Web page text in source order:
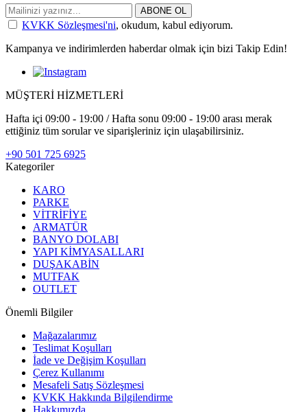
ABONE OL
KVKK Sözleşmesi'ni, okudum, kabul ediyorum.
Kampanya ve indirimlerden haberdar olmak için bizi Takip Edin!
MÜŞTERİ HİZMETLERİ
Hafta içi 09:00 - 19:00 / Hafta sonu 09:00 - 19:00 arası merak
ettiğiniz tüm sorular ve siparişleriniz için ulaşabilirsiniz.
+90 501 725 6925
Kategoriler
KARO
PARKE
VİTRİFİYE
ARMATÜR
BANYO DOLABI
YAPI KİMYASALLARI
DUŞAKABİN
MUTFAK
OUTLET
Önemli Bilgiler
Mağazalarımız
Teslimat Koşulları
İade ve Değişim Koşulları
Çerez Kullanımı
Mesafeli Satış Sözleşmesi
KVKK Hakkında Bilgilendirme
Hakkımızda